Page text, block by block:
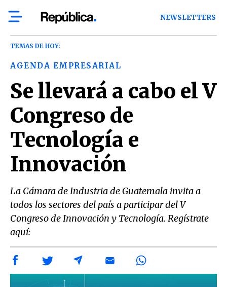
NEWSLETTERS
TEMAS DE HOY:
AGENDA EMPRESARIAL
Se llevará a cabo el V
Congreso de
Tecnología e
Innovación
La Cámara de Industria de Guatemala invita a
todos los sectores del país a participar del V
Congreso de Innovación y Tecnología. Regístrate
aquí: